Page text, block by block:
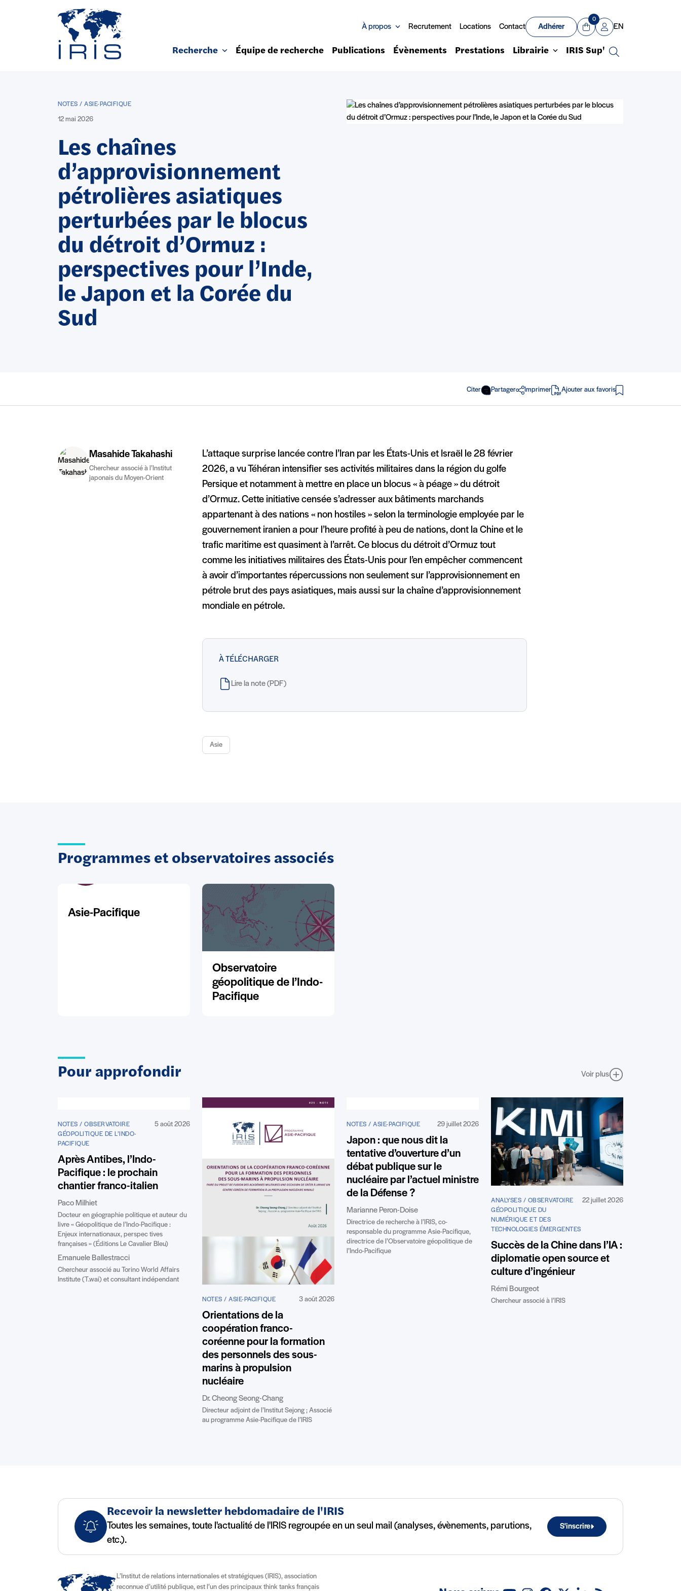
À propos Recrutement Locations Contact Adhérer
Panier
0
Mon compte
EN
Recherche Équipe de recherche Publications Évènements Prestations Librairie IRIS Sup'
Recherche
NOTES / ASIE-PACIFIQUE
12 mai 2026
Les chaînes
d’approvisionnement
pétrolières asiatiques
perturbées par le blocus
du détroit d’Ormuz :
perspectives pour l’Inde,
le Japon et la Corée du
Sud
Citer Partager Imprimer
en PDF
Ajouter aux favoris
Masahide Takahashi
Chercheur associé à l’Institut
japonais du Moyen-Orient
L’attaque surprise lancée contre l’Iran par les États-Unis et Israël le 28 février
2026, a vu Téhéran intensifier ses activités militaires dans la région du golfe
Persique et notamment à mettre en place un blocus « à péage » du détroit
d’Ormuz. Cette initiative censée s’adresser aux bâtiments marchands
appartenant à des nations « non hostiles » selon la terminologie employée par le
gouvernement iranien a pour l’heure profité à peu de nations, dont la Chine et le
trafic maritime est quasiment à l’arrêt. Ce blocus du détroit d’Ormuz tout
comme les initiatives militaires des États-Unis pour l’en empêcher commencent
à avoir d’importantes répercussions non seulement sur l’approvisionnement en
pétrole brut des pays asiatiques, mais aussi sur la chaîne d’approvisionnement
mondiale en pétrole.
À TÉLÉCHARGER
Lire la note (PDF)
Asie
Programmes et observatoires associés
Asie-Pacifique
Observatoire
géopolitique de l’Indo-
Pacifique
Pour approfondir Voir plus
NOTES / OBSERVATOIRE
GÉOPOLITIQUE DE L’INDO-
PACIFIQUE
5 août 2026
Après Antibes, l’Indo-
Pacifique : le prochain
chantier franco-italien
Paco Milhiet
Docteur en géographie politique et auteur du
livre « Géopolitique de l’Indo-Pacifique :
Enjeux internationaux, perspec tives
françaises » (Éditions Le Cavalier Bleu)
Emanuele Ballestracci
Chercheur associé au Torino World Affairs
Institute (T.wai) et consultant indépendant
NOTES / ASIE-PACIFIQUE 3 août 2026
Orientations de la
coopération franco-
coréenne pour la formation
des personnels des sous-
marins à propulsion
nucléaire
Dr. Cheong Seong-Chang
Directeur adjoint de l’Institut Sejong ; Associé
au programme Asie-Pacifique de l’IRIS
NOTES / ASIE-PACIFIQUE 29 juillet 2026
Japon : que nous dit la
tentative d’ouverture d’un
débat publique sur le
nucléaire par l’actuel ministre
de la Défense ?
Marianne Peron-Doise
Directrice de recherche à l’IRIS, co-
responsable du programme Asie-Pacifique,
directrice de l’Observatoire géopolitique de
l’Indo-Pacifique
ANALYSES / OBSERVATOIRE
GÉOPOLITIQUE DU
NUMÉRIQUE ET DES
TECHNOLOGIES ÉMERGENTES
22 juillet 2026
Succès de la Chine dans l’IA :
diplomatie open source et
culture d’ingénieur
Rémi Bourgeot
Chercheur associé à l’IRIS
Recevoir la newsletter hebdomadaire de l'IRIS
Toutes les semaines, toute l'actualité de l'IRIS regroupée en un seul mail (analyses, évènements, parutions,
etc.).
S'inscrire
L’Institut de relations internationales et stratégiques (IRIS), association
reconnue d’utilité publique, est l’un des principaux think tanks français